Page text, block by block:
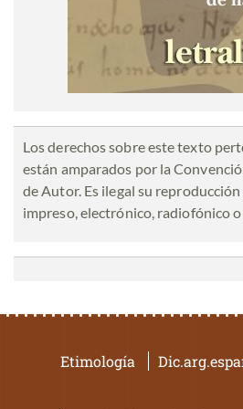
Los derechos sobre este texto
están amparados por la
de Autor. Es ilegal su
impreso, electrónico, radiofónico
Etimología